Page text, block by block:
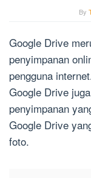
By
Google Drive
penyimpanan
pengguna
Google Drive
penyimpanan
Google Drive
foto.